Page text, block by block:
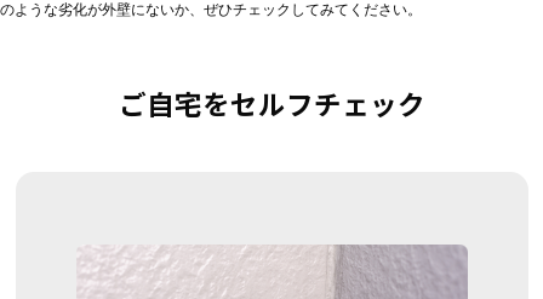
のような劣化が外壁にないか、ぜひチェックしてみてください。
ご自宅をセルフチェック